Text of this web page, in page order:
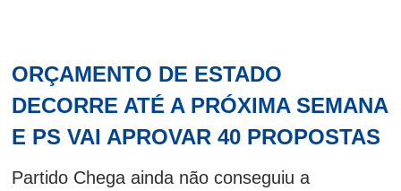
ORÇAMENTO DE ESTADO
DECORRE ATÉ A PRÓXIMA SEMANA
E PS VAI APROVAR 40 PROPOSTAS
Partido Chega ainda não conseguiu a